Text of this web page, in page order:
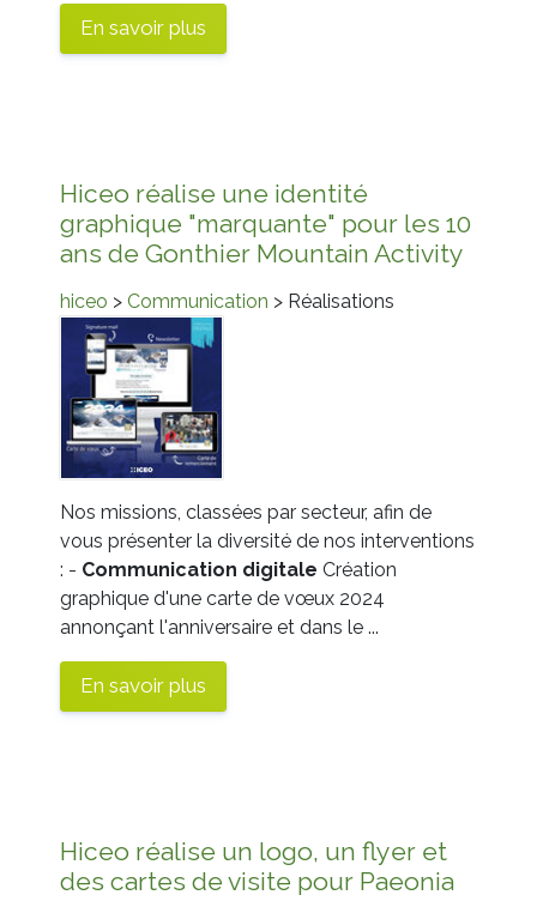
En savoir plus
Hiceo réalise une identité
graphique "marquante" pour les 10
ans de Gonthier Mountain Activity
hiceo > Communication > Réalisations
Nos missions, classées par secteur, afin de
vous présenter la diversité de nos interventions
: - Communication digitale Création
graphique d'une carte de vœux 2024
annonçant l'anniversaire et dans le ...
En savoir plus
Hiceo réalise un logo, un flyer et
des cartes de visite pour Paeonia